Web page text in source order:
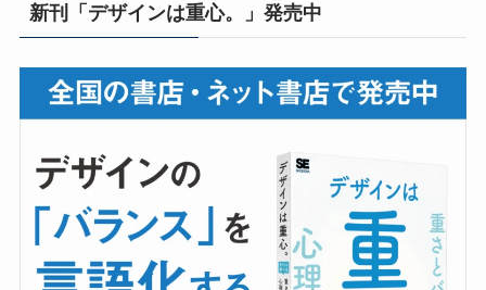
新刊「デザインは重心。」発売中